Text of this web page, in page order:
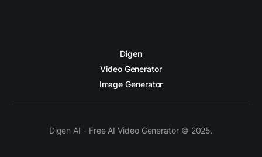
Digen
Video Generator
Image Generator
Digen AI - Free AI Video Generator © 2025.